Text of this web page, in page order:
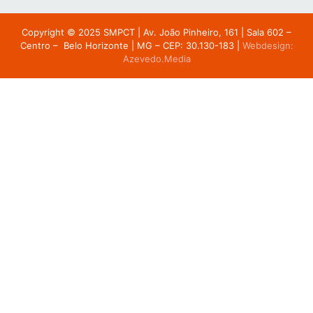
Copyright © 2025 SMPCT | Av. João Pinheiro, 161 | Sala 602 –
Centro – Belo Horizonte | MG – CEP: 30.130-183| Webdesign:
Azevedo.Media